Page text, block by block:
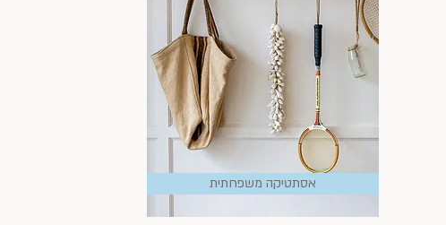
אסתטיקה משפחתית